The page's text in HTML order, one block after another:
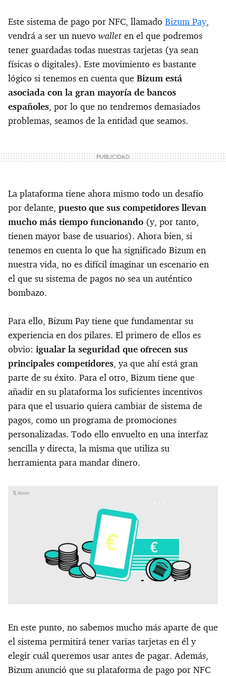
Este sistema de pago por NFC, llamado Bizum Pay,
vendrá a ser un nuevo wallet en el que podremos
tener guardadas todas nuestras tarjetas (ya sean
físicas o digitales). Este movimiento es bastante
lógico si tenemos en cuenta que Bizum está
asociada con la gran mayoría de bancos
españoles, por lo que no tendremos demasiados
problemas, seamos de la entidad que seamos.
La plataforma tiene ahora mismo todo un desafío
por delante, puesto que sus competidores llevan
mucho más tiempo funcionando (y, por tanto,
tienen mayor base de usuarios). Ahora bien, si
tenemos en cuenta lo que ha significado Bizum en
nuestra vida, no es difícil imaginar un escenario en
el que su sistema de pagos no sea un auténtico
bombazo.
Para ello, Bizum Pay tiene que fundamentar su
experiencia en dos pilares. El primero de ellos es
obvio: igualar la seguridad que ofrecen sus
principales competidores, ya que ahí está gran
parte de su éxito. Para el otro, Bizum tiene que
añadir en su plataforma los suficientes incentivos
para que el usuario quiera cambiar de sistema de
pagos, como un programa de promociones
personalizadas. Todo ello envuelto en una interfaz
sencilla y directa, la misma que utiliza su
herramienta para mandar dinero.
En este punto, no sabemos mucho más aparte de que
el sistema permitirá tener varias tarjetas en él y
elegir cuál queremos usar antes de pagar. Además,
Bizum anunció que su plataforma de pago por NFC